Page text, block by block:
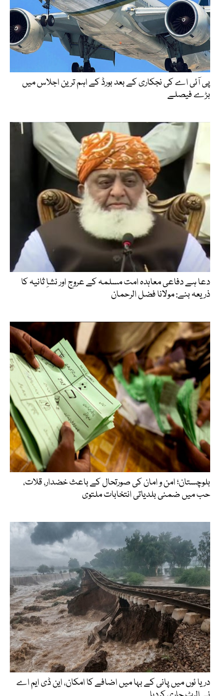
پی آئی اے کی نجکاری کے بعد بورڈ کے اہم ترین اجلاس میں
بڑے فیصلے
دعا ہے دفاعی معاہدہ امت مسلمہ کے عروج اور نشاِ ثانیہ کا
ذریعہ بنے: مولانا فضل الرحمان
بلوچستان؛ امن و امان کی صورتحال کے باعث خضدار، قلات،
حب میں ضمنی بلدیاتی انتخابات ملتوی
دریا ئوں میں پانی کے بہا میں اضافے کا امکان، این ڈی ایم اے